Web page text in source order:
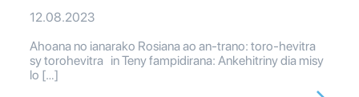
12.08.2023
Ahoana no ianarako Rosiana ao an-trano: toro-hevitra
sy torohevitra in Teny fampidirana: Ankehitriny dia misy
lo […]